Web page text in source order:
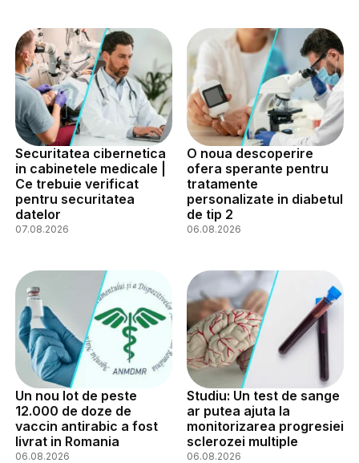
Securitatea cibernetica
in cabinetele medicale |
Ce trebuie verificat
pentru securitatea
datelor
07.08.2026
O noua descoperire
ofera sperante pentru
tratamente
personalizate in diabetul
de tip 2
06.08.2026
Un nou lot de peste
12.000 de doze de
vaccin antirabic a fost
livrat in Romania
06.08.2026
Studiu: Un test de sange
ar putea ajuta la
monitorizarea progresiei
sclerozei multiple
06.08.2026